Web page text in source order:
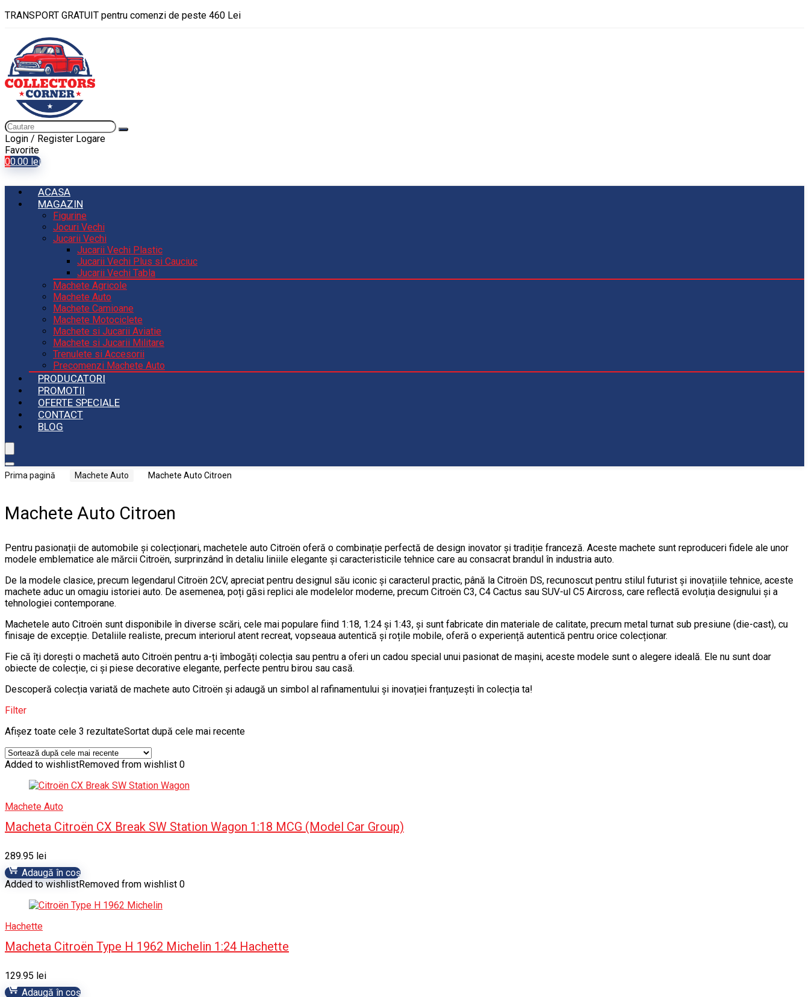
TRANSPORT GRATUIT pentru comenzi de peste 460 Lei
Login / Register Logare
Favorite
00.00 lei
ACASA
MAGAZIN
Figurine
Jocuri Vechi
Jucarii Vechi
Jucarii Vechi Plastic
Jucarii Vechi Plus si Cauciuc
Jucarii Vechi Tabla
Machete Agricole
Machete Auto
Machete Camioane
Machete Motociclete
Machete si Jucarii Aviatie
Machete si Jucarii Militare
Trenulete si Accesorii
Precomenzi Machete Auto
PRODUCATORI
PROMOTII
OFERTE SPECIALE
CONTACT
BLOG
Prima pagină Machete Auto Machete Auto Citroen
Machete Auto Citroen
Pentru pasionații de automobile și colecționari, machetele auto Citroën oferă o combinație perfectă de design inovator și tradiție franceză. Aceste machete sunt reproduceri fidele ale unor
modele emblematice ale mărcii Citroën, surprinzând în detaliu liniile elegante și caracteristicile tehnice care au consacrat brandul în industria auto.
De la modele clasice, precum legendarul Citroën 2CV, apreciat pentru designul său iconic și caracterul practic, până la Citroën DS, recunoscut pentru stilul futurist și inovațiile tehnice, aceste
machete aduc un omagiu istoriei auto. De asemenea, poți găsi replici ale modelelor moderne, precum Citroën C3, C4 Cactus sau SUV-ul C5 Aircross, care reflectă evoluția designului și a
tehnologiei contemporane.
Machetele auto Citroën sunt disponibile în diverse scări, cele mai populare fiind 1:18, 1:24 și 1:43, și sunt fabricate din materiale de calitate, precum metal turnat sub presiune (die-cast), cu
finisaje de excepție. Detaliile realiste, precum interiorul atent recreat, vopseaua autentică și roțile mobile, oferă o experiență autentică pentru orice colecționar.
Fie că îți dorești o machetă auto Citroën pentru a-ți îmbogăți colecția sau pentru a oferi un cadou special unui pasionat de mașini, aceste modele sunt o alegere ideală. Ele nu sunt doar
obiecte de colecție, ci și piese decorative elegante, perfecte pentru birou sau casă.
Descoperă colecția variată de machete auto Citroën și adaugă un simbol al rafinamentului și inovației franțuzești în colecția ta!
Filter
Afișez toate cele 3 rezultateSortat după cele mai recente
Added to wishlistRemoved from wishlist 0
Machete Auto
Macheta Citroën CX Break SW Station Wagon 1:18 MCG (Model Car Group)
289.95 lei
Adaugă în coș
Added to wishlistRemoved from wishlist 0
Hachette
Macheta Citroën Type H 1962 Michelin 1:24 Hachette
129.95 lei
Adaugă în coș